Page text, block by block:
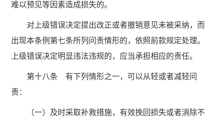
难以预见等因素造成损失的。
对上级错误决定提出改正或者撤销意见未被采纳，而
出现本条例第七条所列问责情形的，依照前款规定处理。
上级错误决定明显违法违规的，应当承担相应的责任。
第十八条 有下列情形之一，可以从轻或者减轻问
责：
（一）及时采取补救措施，有效挽回损失或者消除不